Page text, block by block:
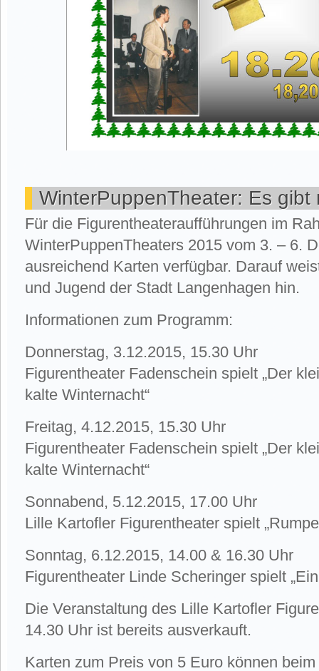
WinterPuppenTheater: Es gibt
Für die Figurentheateraufführungen im
WinterPuppenTheaters 2015 vom 3. – 6.
ausreichend Karten verfügbar. Darauf
und Jugend der Stadt Langenhagen hin.
Informationen zum Programm:
Donnerstag, 3.12.2015, 15.30 Uhr
Figurentheater Fadenschein spielt „Der
kalte Winternacht“
Freitag, 4.12.2015, 15.30 Uhr
Figurentheater Fadenschein spielt „Der
kalte Winternacht“
Sonnabend, 5.12.2015, 17.00 Uhr
Lille Kartofler Figurentheater spielt
Sonntag, 6.12.2015, 14.00 & 16.30 Uhr
Figurentheater Linde Scheringer spielt
Die Veranstaltung des Lille Kartofler
14.30 Uhr ist bereits ausverkauft.
Karten zum Preis von 5 Euro können